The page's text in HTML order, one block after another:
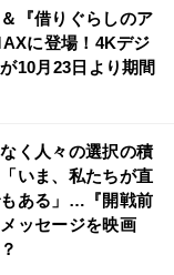
『借りぐらしのア
に登場！4Kデジ
10月23日より期間
く人々の選択の積
いま、私たちが直
ある」…『開戦前
ッセージを映画